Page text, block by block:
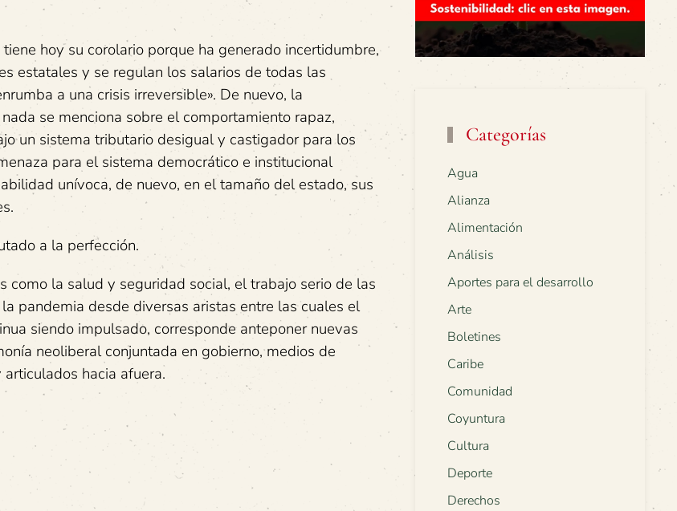
hoy su corolario porque ha generado incertidumbre,
estatales y se regulan los salarios de todas las
a una crisis irreversible». De nuevo, la
se menciona sobre el comportamiento rapaz,
un sistema tributario desigual y castigador para los
para el sistema democrático e institucional
unívoca, de nuevo, en el tamaño del estado, sus
a la perfección.
la salud y seguridad social, el trabajo serio de las
pandemia desde diversas aristas entre las cuales el
siendo impulsado, corresponde anteponer nuevas
neoliberal conjuntada en gobierno, medios de
hacia afuera.
Categorías
Agua
Alianza
Alimentación
Análisis
Aportes para el desarrollo
Arte
Boletines
Caribe
Comunidad
Coyuntura
Cultura
Deporte
Derechos